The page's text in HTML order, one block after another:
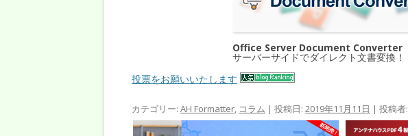
Office Server Document Converter
サーバーサイドでダイレクト文書変換！
投票をお願いいたします
カテゴリー: AH Formatter, コラム | 投稿日: 2019年11月11日 | 投稿者: